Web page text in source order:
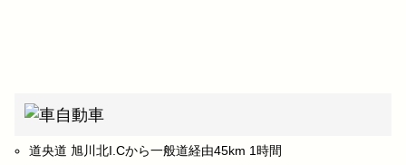
自動車
道央道 旭川北I.Cから一般道経由45km 1時間